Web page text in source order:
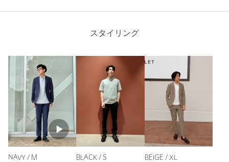
【アウトレット商品のご説明】
れが見られる場合にも、商品に欠陥が認められない際にはそのま
まの状態でお送りいたします。
・返品、ご注文確定後の内容変更・追加注文はお受けできませ
・セールアイテムは予告なく価格の変更を行う場合がございます
が、ご購入後のアイテムについての価格変更はお受けいたしかね
ます。また、タグの表記と購入価格が異なる場合がございます。
IT企業から大学職員へ転身し、服装も従来のスーツ中心から少
そんな中、娘から「普段着でももう少し格好良くいてほしい」
と言われたこともあり、最近の雰囲気を取り入れつつ、気軽に
着られる服を探して購入しました。
着心地はとても良く、今の時期にちょうどいい軽さがありま
上下セットで購入しましたが、程よくきちんと感もあり、普段
使いしやすい印象です。
何より娘の反応が良く、「似合っている」と言われたのが一番
うれしかったです。
年齢や環境の変化に合わせて服装を見直したい方にも、選択肢
の一つになると思います。
スタイリング
NAVY / M
BLACK / S
BEIGE / XL